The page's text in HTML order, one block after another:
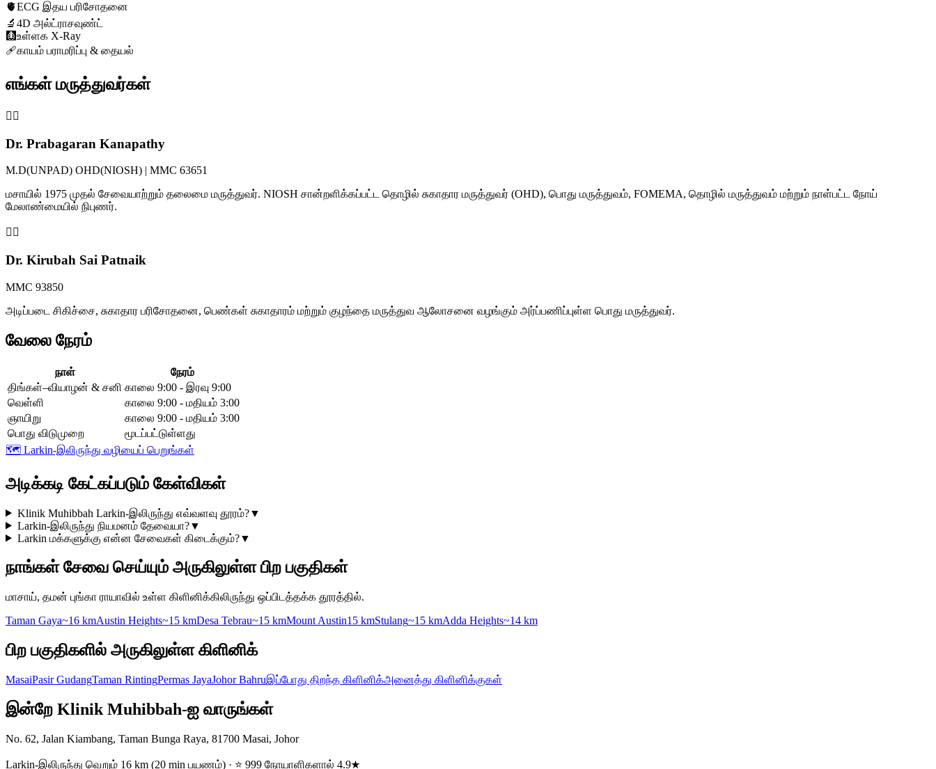
🫀ECG இதய பரிசோதனை
🔬 4D அல்ட்ராசவுண்ட்
🩻உள்ளக X-Ray
🩹காயம் பராமரிப்பு & தையல்
எங்கள் மருத்துவர்கள்
👨‍⚕️
Dr. Prabagaran Kanapathy
M.D(UNPAD) OHD(NIOSH) | MMC 63651
மசாயில் 1975 முதல் சேவையாற்றும் தலைமை மருத்துவர். NIOSH சான்றளிக்கப்பட்ட தொழில் சுகாதார மருத்துவர் (OHD), பொது மருத்துவம், FOMEMA, தொழில் மருத்துவம் மற்றும் நாள்பட்ட நோய்
மேலாண்மையில் நிபுணர்.
👩‍⚕️
Dr. Kirubah Sai Patnaik
MMC 93850
அடிப்படை சிகிச்சை, சுகாதார பரிசோதனை, பெண்கள் சுகாதாரம் மற்றும் குழந்தை மருத்துவ ஆலோசனை வழங்கும் அர்ப்பணிப்புள்ள பொது மருத்துவர்.
வேலை நேரம்
நாள்
நேரம்
திங்கள்–வியாழன் & சனி காலை 9:00 - இரவு 9:00
வெள்ளி
காலை 9:00 - மதியம் 3:00
ஞாயிறு
காலை 9:00 - மதியம் 3:00
பொது விடுமுறை
மூடப்பட்டுள்ளது
🗺️ Larkin-இலிருந்து வழியைப் பெறுங்கள்
அடிக்கடி கேட்கப்படும் கேள்விகள்
Klinik Muhibbah Larkin-இலிருந்து எவ்வளவு தூரம்?▼
Larkin-இலிருந்து நியமனம் தேவையா?▼
Larkin மக்களுக்கு என்ன சேவைகள் கிடைக்கும்?▼
நாங்கள் சேவை செய்யும் அருகிலுள்ள பிற பகுதிகள்
மாசாய், தமன் புங்கா ராயாவில் உள்ள கிளினிக்கிலிருந்து ஒப்பிடத்தக்க தூரத்தில்.
Taman Gaya~16 kmAustin Heights~15 kmDesa Tebrau~15 kmMount Austin15 kmStulang~15 kmAdda Heights~14 km
பிற பகுதிகளில் அருகிலுள்ள கிளினிக்
MasaiPasir GudangTaman RintingPermas JayaJohor Bahruஇப்போது திறந்த கிளினிக்அனைத்து கிளினிக்குகள்
இன்றே Klinik Muhibbah-ஐ வாருங்கள்
No. 62, Jalan Kiambang, Taman Bunga Raya, 81700 Masai, Johor
Larkin-இலிருந்து வெறும் 16 km (20 min பயணம்) · ⭐ 999 நோயாளிகளால் 4.9★